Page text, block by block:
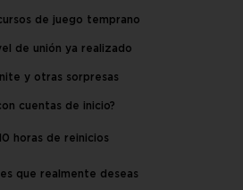
de juego temprano
de unión ya realizado
y otras sorpresas
cuentas de inicio?
horas de reinicios
que realmente deseas